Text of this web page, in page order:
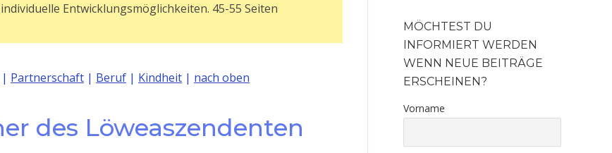
Entwicklungsmöglichkeiten. 45-55 Seiten
| Partnerschaft | Beruf | Kindheit | nach oben
des Löweaszendenten
new
window
new
window
MÖCHTEST DU
INFORMIERT WERDEN
WENN NEUE BEITRÄGE
ERSCHEINEN?
Vorname